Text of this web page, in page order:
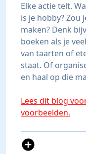
Elke actie telt.
is je hobby? Zou
maken? Denk
boeken als je
van taarten of
staat. Of
en haal op die
Lees dit blog
voorbeelden.
add_circle